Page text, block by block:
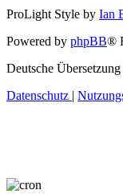
ProLight Style by Ian
Powered by phpBB®
Deutsche
Datenschutz |